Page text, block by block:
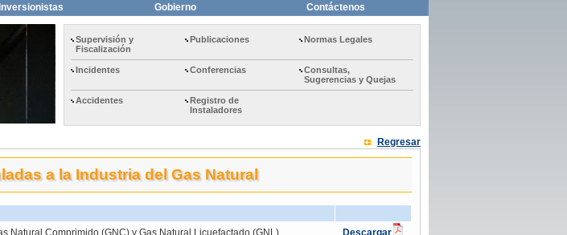
Inversionistas Gobierno Contáctenos
Supervisión y
Fiscalización
Publicaciones Normas Legales
Incidentes Conferencias
Consultas,
Sugerencias y Quejas
Accidentes
Registro de
Instaladores